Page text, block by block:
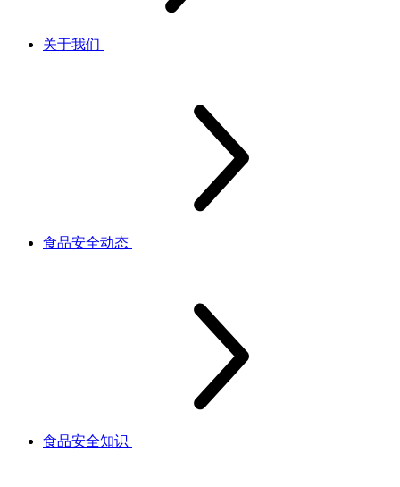
关于我们
食品安全动态
食品安全知识